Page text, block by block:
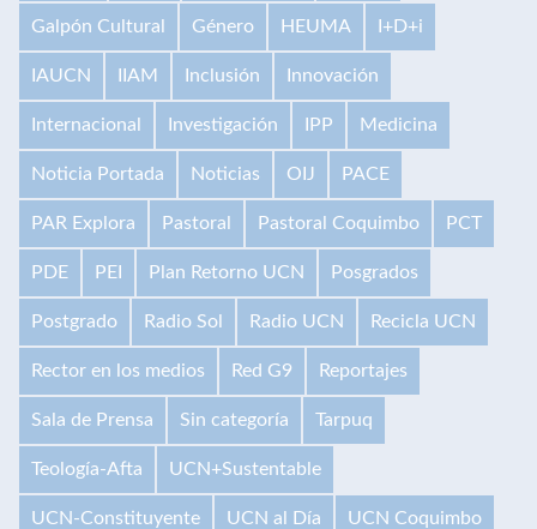
Galpón Cultural Género HEUMA I+D+i
IAUCN IIAM Inclusión Innovación
Internacional Investigación IPP Medicina
Noticia Portada Noticias OIJ PACE
PAR Explora Pastoral Pastoral Coquimbo PCT
PDE PEI Plan Retorno UCN Posgrados
Postgrado Radio Sol Radio UCN Recicla UCN
Rector en los medios Red G9 Reportajes
Sala de Prensa Sin categoría Tarpuq
Teología-Afta UCN+Sustentable
UCN-Constituyente UCN al Día UCN Coquimbo